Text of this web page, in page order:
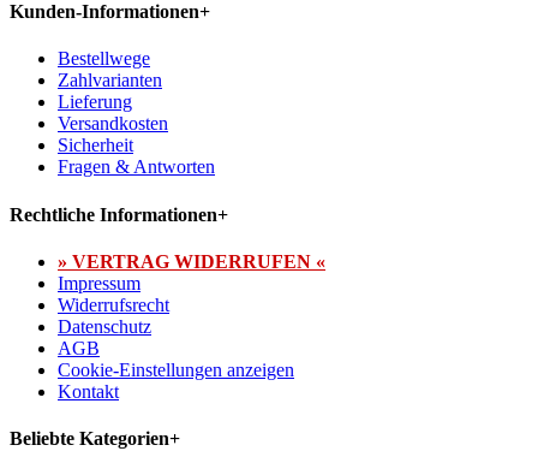
Kunden-Informationen+
Bestellwege
Zahlvarianten
Lieferung
Versandkosten
Sicherheit
Fragen & Antworten
Rechtliche Informationen+
» VERTRAG WIDERRUFEN «
Impressum
Widerrufsrecht
Datenschutz
AGB
Cookie-Einstellungen anzeigen
Kontakt
Beliebte Kategorien+